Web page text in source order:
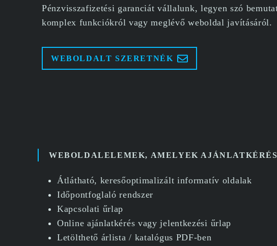
Pénzvisszafizetési garanciát vállalunk, legyen szó
komplex funkciókról vagy meglévő weboldal javításáról.
WEBOLDALT SZERETNÉK
WEBOLDALELEMEK, AMELYEK
Átlátható, keresőoptimalizált informatív oldalak
Időpontfoglaló rendszer
Kapcsolati űrlap
Online ajánlatkérés vagy jelentkezési űrlap
Letölthető árlista / katalógus PDF-ben